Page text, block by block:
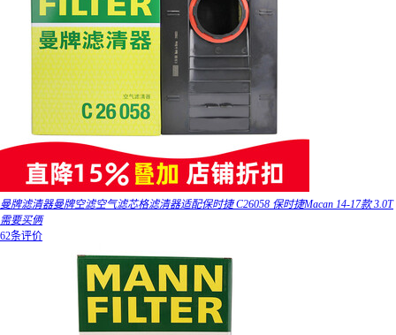
曼牌滤清器曼牌空滤空气滤芯格滤清器适配保时捷 C26058 保时捷Macan 14-17款 3.0T
需要买俩
62条评价